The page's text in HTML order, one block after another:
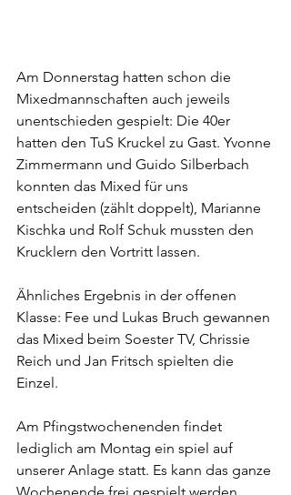
Am Donnerstag hatten schon die
Mixedmannschaften auch jeweils
unentschieden gespielt: Die 40er
hatten den TuS Kruckel zu Gast. Yvonne
Zimmermann und Guido Silberbach
konnten das Mixed für uns
entscheiden (zählt doppelt), Marianne
Kischka und Rolf Schuk mussten den
Krucklern den Vortritt lassen.
Ähnliches Ergebnis in der offenen
Klasse: Fee und Lukas Bruch gewannen
das Mixed beim Soester TV, Chrissie
Reich und Jan Fritsch spielten die
Einzel.
Am Pfingstwochenenden findet
lediglich am Montag ein spiel auf
unserer Anlage statt. Es kann das ganze